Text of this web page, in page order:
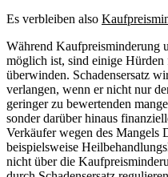
Es verbleiben also
Während Kaufpreisminderung
möglich ist, sind einige Hürden
überwinden. Schadensersatz
verlangen, wenn er nicht nur
geringer zu bewertenden
sonder darüber hinaus
Verkäufer wegen des Mangels
beispielsweise
nicht über die